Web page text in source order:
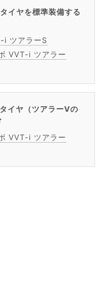
イヤを標準装備する
i ツアラーS
VVT-i ツアラー
イヤ（ツアラーVの
VVT-i ツアラー